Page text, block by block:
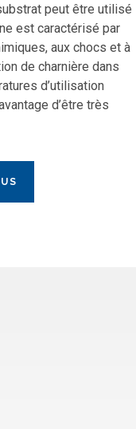
peut être utilisé
est caractérisé par
aux chocs et à
de charnière dans
d’utilisation
d’être très